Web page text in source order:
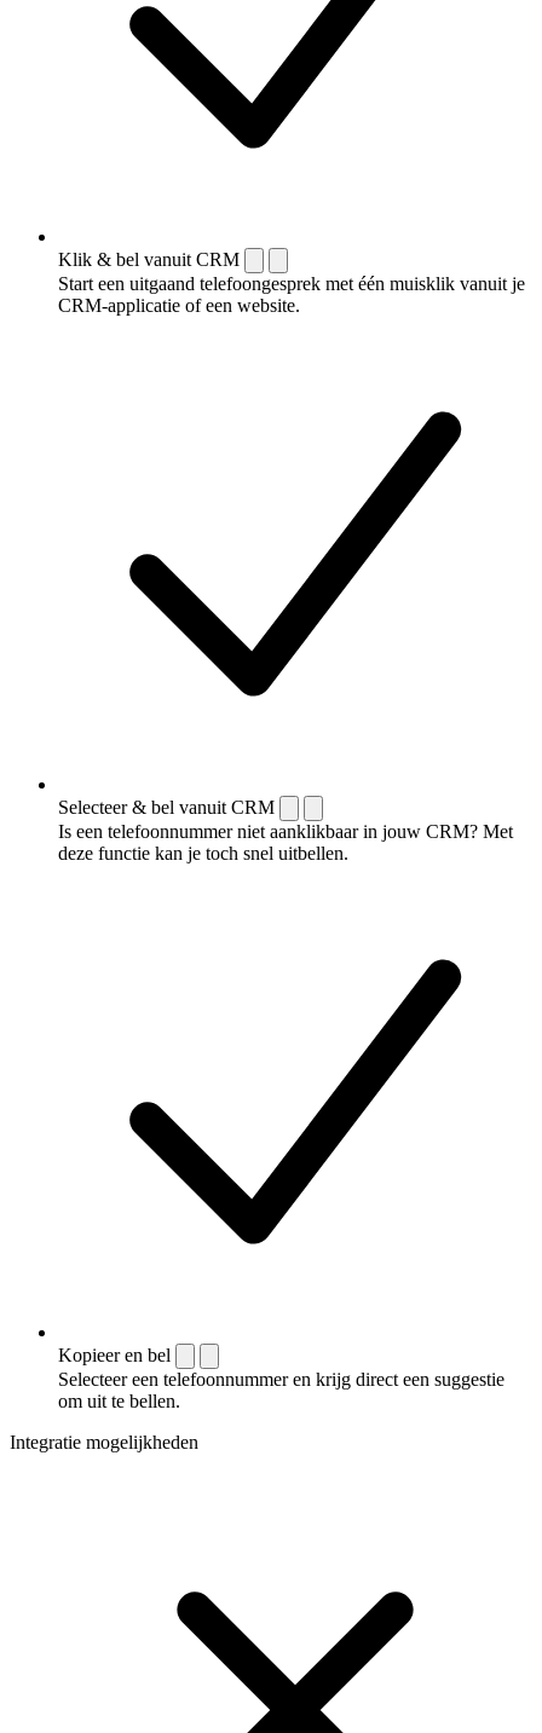
Klik & bel vanuit CRM
Start een uitgaand telefoongesprek met één muisklik vanuit je
CRM-applicatie of een website.
Selecteer & bel vanuit CRM
Is een telefoonnummer niet aanklikbaar in jouw CRM? Met
deze functie kan je toch snel uitbellen.
Kopieer en bel
Selecteer een telefoonnummer en krijg direct een suggestie
om uit te bellen.
Integratie mogelijkheden